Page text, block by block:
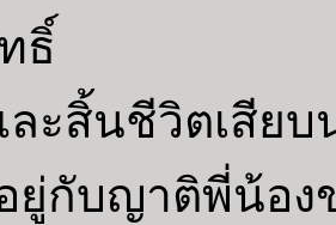
ธิ์
ละสิ้นชีวิตเสีย
ยู่กับญาติพี่น้อ